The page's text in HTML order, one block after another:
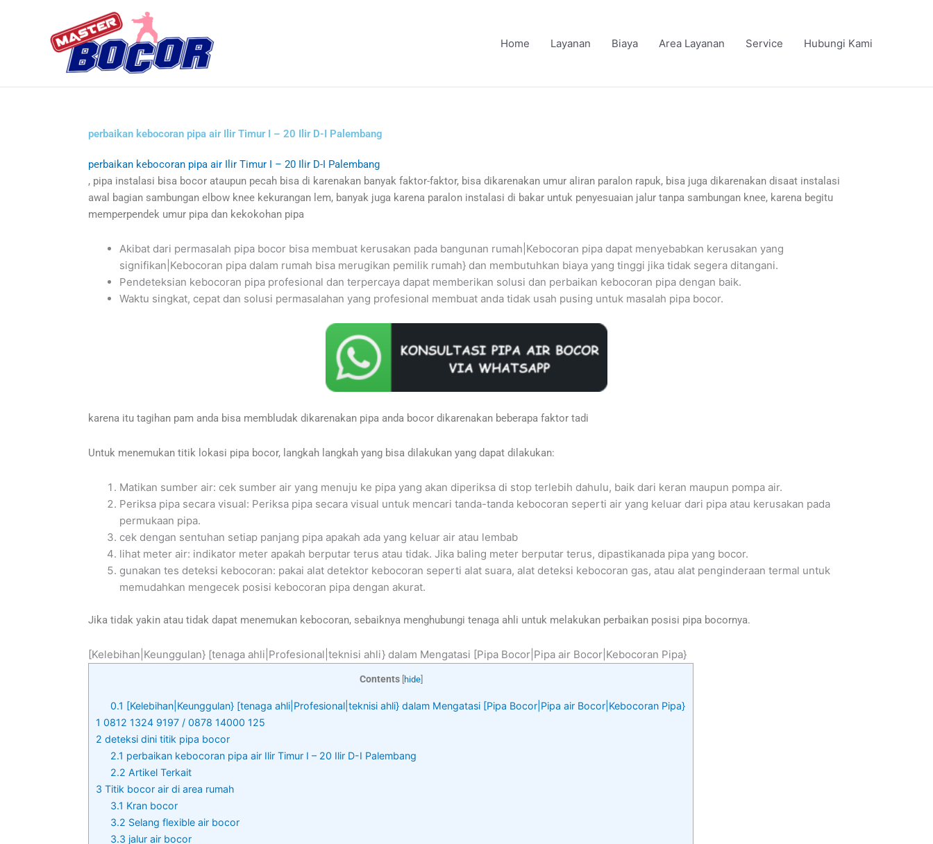
Home Layanan Biaya Area Layanan Service Hubungi Kami
perbaikan kebocoran pipa air Ilir Timur I – 20 Ilir D-I Palembang
perbaikan kebocoran pipa air Ilir Timur I – 20 Ilir D-I Palembang
, pipa instalasi bisa bocor ataupun pecah bisa di karenakan banyak faktor-faktor, bisa dikarenakan umur aliran paralon rapuk, bisa juga dikarenakan disaat instalasi
awal bagian sambungan elbow knee kekurangan lem, banyak juga karena paralon instalasi di bakar untuk penyesuaian jalur tanpa sambungan knee, karena begitu
memperpendek umur pipa dan kekokohan pipa
Akibat dari permasalah pipa bocor bisa membuat kerusakan pada bangunan rumah|Kebocoran pipa dapat menyebabkan kerusakan yang
signifikan|Kebocoran pipa dalam rumah bisa merugikan pemilik rumah} dan membutuhkan biaya yang tinggi jika tidak segera ditangani.
Pendeteksian kebocoran pipa profesional dan terpercaya dapat memberikan solusi dan perbaikan kebocoran pipa dengan baik.
Waktu singkat, cepat dan solusi permasalahan yang profesional membuat anda tidak usah pusing untuk masalah pipa bocor.
karena itu tagihan pam anda bisa membludak dikarenakan pipa anda bocor dikarenakan beberapa faktor tadi
Untuk menemukan titik lokasi pipa bocor, langkah langkah yang bisa dilakukan yang dapat dilakukan:
Matikan sumber air: cek sumber air yang menuju ke pipa yang akan diperiksa di stop terlebih dahulu, baik dari keran maupun pompa air.
Periksa pipa secara visual: Periksa pipa secara visual untuk mencari tanda-tanda kebocoran seperti air yang keluar dari pipa atau kerusakan pada
permukaan pipa.
cek dengan sentuhan setiap panjang pipa apakah ada yang keluar air atau lembab
lihat meter air: indikator meter apakah berputar terus atau tidak. Jika baling meter berputar terus, dipastikanada pipa yang bocor.
gunakan tes deteksi kebocoran: pakai alat detektor kebocoran seperti alat suara, alat deteksi kebocoran gas, atau alat penginderaan termal untuk
memudahkan mengecek posisi kebocoran pipa dengan akurat.
Jika tidak yakin atau tidak dapat menemukan kebocoran, sebaiknya menghubungi tenaga ahli untuk melakukan perbaikan posisi pipa bocornya.
[Kelebihan|Keunggulan} [tenaga ahli|Profesional|teknisi ahli} dalam Mengatasi [Pipa Bocor|Pipa air Bocor|Kebocoran Pipa}
Contents hide]
0.1 [Kelebihan|Keunggulan} [tenaga ahli|Profesional|teknisi ahli} dalam Mengatasi [Pipa Bocor|Pipa air Bocor|Kebocoran Pipa}
1 0812 1324 9197 / 0878 14000 125
2 deteksi dini titik pipa bocor
2.1 perbaikan kebocoran pipa air Ilir Timur I – 20 Ilir D-I Palembang
2.2 Artikel Terkait
3 Titik bocor air di area rumah
3.1 Kran bocor
3.2 Selang flexible air bocor
3.3 jalur air bocor